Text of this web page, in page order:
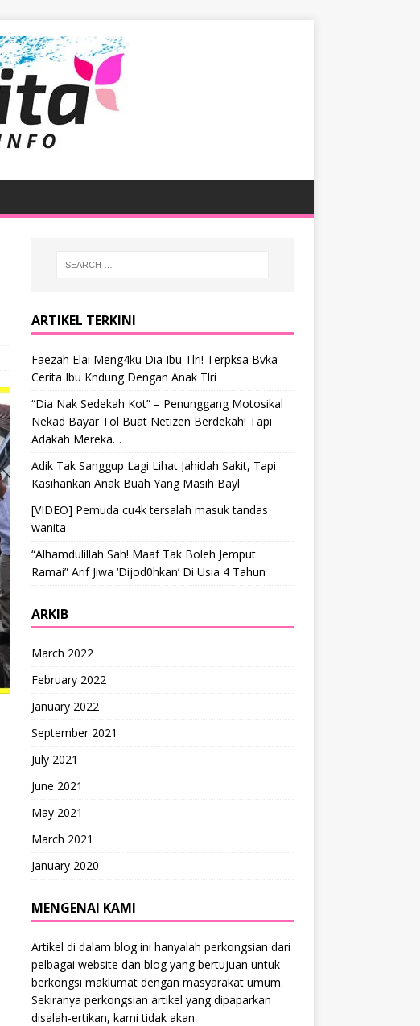
ARTIKEL TERKINI
Faezah Elai Meng4ku Dia Ibu Tlri! Terpksa Bvka
Cerita Ibu Kndung Dengan Anak Tlri
“Dia Nak Sedekah Kot” – Penunggang Motosikal
Nekad Bayar Tol Buat Netizen Berdekah! Tapi
Adakah Mereka…
Adik Tak Sanggup Lagi Lihat Jahidah Sakit, Tapi
Kasihankan Anak Buah Yang Masih Bayl
[VIDEO] Pemuda cu4k tersalah masuk tandas
wanita
“Alhamdulillah Sah! Maaf Tak Boleh Jemput
Ramai” Arif Jiwa ‘Dijod0hkan’ Di Usia 4 Tahun
ARKIB
March 2022
February 2022
January 2022
September 2021
July 2021
June 2021
May 2021
March 2021
January 2020
MENGENAI KAMI
Artikel di dalam blog ini hanyalah perkongsian dari
pelbagai website dan blog yang bertujuan untuk
berkongsi maklumat dengan masyarakat umum.
Sekiranya perkongsian artikel yang dipaparkan
disalah-ertikan, kami tidak akan